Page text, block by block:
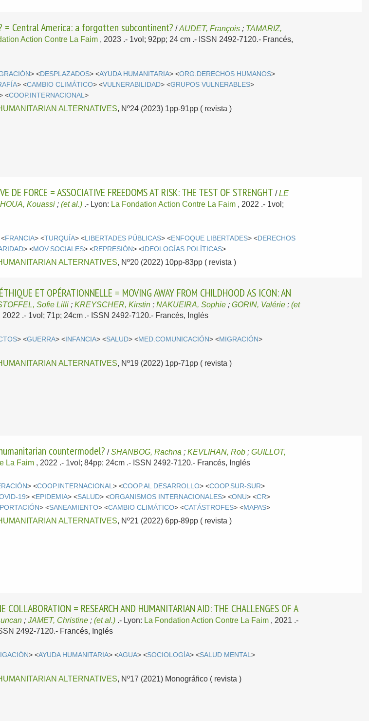
Central America: a forgotten subcontinent? /AUDET, François ; TAMARIZ,
Action Contre La Faim , 2023 .- 1vol; 92pp; 24 cm .- ISSN 2492-7120.- Francés,
> <DESPLAZADOS> <AYUDA HUMANITARIA> <ORG.DERECHOS HUMANOS>
> <CAMBIO CLIMÁTICO> <VULNERABILIDAD> <GRUPOS VULNERABLES>
<COOP.INTERNACIONAL>
ALTERNATIVES, Nº24 (2023) 1pp-91pp ( revista )
DE FORCE = ASSOCIATIVE FREEDOMS AT RISK: THE TEST OF STRENGHT /LE
Kouassi ;(et al.) .- Lyon: La Fondation Action Contre La Faim , 2022 .- 1vol;
FRANCIA> <TURQUÍA> <LIBERTADES PÚBLICAS> <ENFOQUE LIBERTADES> <DERECHOS
> <MOV.SOCIALES> <REPRESIÓN> < IDEOLOGÍAS POLÍTICAS>
ALTERNATIVES, Nº20 (2022) 10pp-83pp ( revista )
ET OPÉRATIONNELLE = MOVING AWAY FROM CHILDHOOD AS ICON: AN
Sofie Lilli ;KREYSCHER, Kirstin ;NAKUEIRA, Sophie ;GORIN, Valérie ;(et
2022 .- 1vol; 71p; 24cm .- ISSN 2492-7120.- Francés, Inglés
> <GUERRA> < INFANCIA> <SALUD> <MED.COMUNICACIÓN> <MIGRACIÓN>
ALTERNATIVES, Nº19 (2022) 1pp-71pp ( revista )
countermodel? /SHANBOG, Rachna ;KEVLIHAN, Rob ;GUILLOT,
La Faim , 2022 .- 1vol; 84pp; 24cm .- ISSN 2492-7120.- Francés, Inglés
> <COOP.INTERNACIONAL> <COOP.AL DESARROLLO> <COOP.SUR-SUR>
19> <EPIDEMIA> <SALUD> <ORGANISMOS INTERNACIONALES> <ONU> <CR>
> <SANEAMIENTO> <CAMBIO CLIMÁTICO> <CATÁSTROFES> <MAPAS>
ALTERNATIVES, Nº21 (2022) 6pp-89pp ( revista )
COLLABORATION = RESEARCH AND HUMANITARIAN AID: THE CHALLENGES OF A
;JAMET, Christine ;(et al.) .- Lyon: La Fondation Action Contre La Faim , 2021 .-
2492-7120.- Francés, Inglés
> <AYUDA HUMANITARIA> <AGUA> <SOCIOLOGÍA> <SALUD MENTAL>
ALTERNATIVES, Nº17 (2021) Monográfico ( revista )